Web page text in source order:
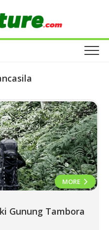
MORE
Gunung Tambora